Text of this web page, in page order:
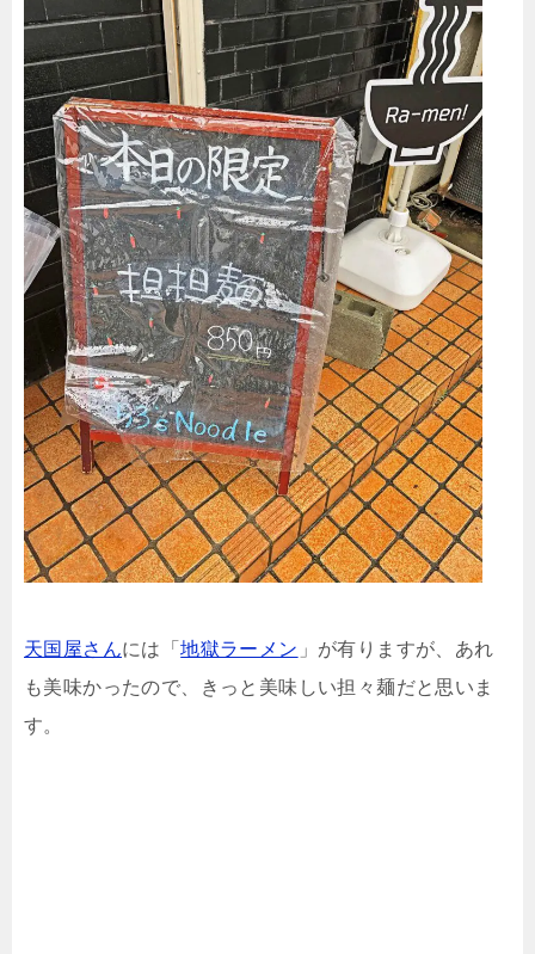
天国屋さんには「地獄ラーメン 」が有りますが、あれ
も美味かったので、きっと美味しい担々麺だと思いま
す。